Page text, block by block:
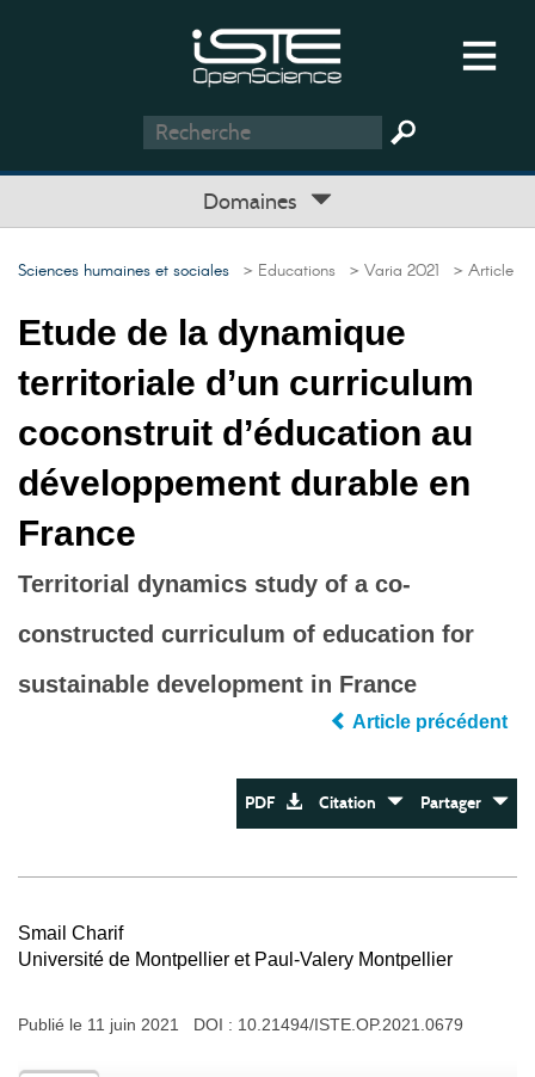
Domaines
Sciences humaines et sociales > Educations > Varia 2021 > Article
Etude de la dynamique
territoriale d’un curriculum
coconstruit d’éducation au
développement durable en
France
Territorial dynamics study of a co-
constructed curriculum of education for
sustainable development in France
Article précédent
PDF Citation Partager
Smail Charif
Université de Montpellier et Paul-Valery Montpellier
Publié le 11 juin 2021 DOI : 10.21494/ISTE.OP.2021.0679